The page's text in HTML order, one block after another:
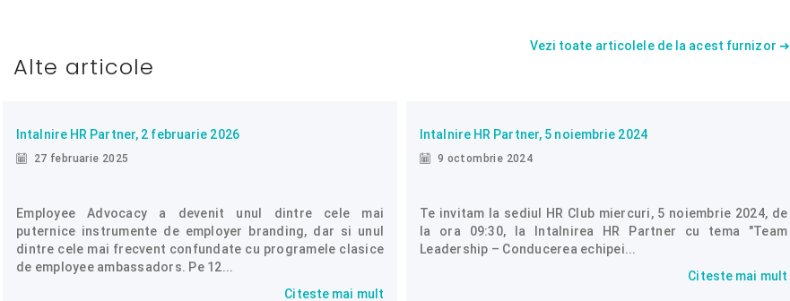
Vezi toate articolele de la acest furnizor ➔
Alte articole
Intalnire HR Partner, 2 februarie 2026
27 februarie 2025
Employee Advocacy a devenit unul dintre cele mai
puternice instrumente de employer branding, dar si unul
dintre cele mai frecvent confundate cu programele clasice
de employee ambassadors. Pe 12...
Citeste mai mult
Intalnire HR Partner, 5 noiembrie 2024
9 octombrie 2024
Te invitam la sediul HR Club miercuri, 5 noiembrie 2024, de
la ora 09:30, la Intalnirea HR Partner cu tema "Team
Leadership – Conducerea echipei...
Citeste mai mult